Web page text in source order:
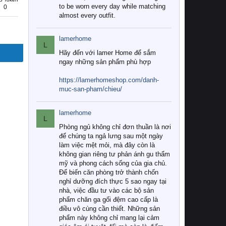
0
to be worn every day while matching
almost every outfit.
L
lamerhome
Hãy đến với lamer Home để sắm
ngay những sản phẩm phù hợp
https://lamerhomeshop.com/danh-
muc-san-pham/chieu/
L
lamerhome
Phòng ngủ không chỉ đơn thuần là nơi
để chúng ta ngả lưng sau một ngày
làm việc mệt mỏi, mà đây còn là
không gian riêng tư phản ánh gu thẩm
mỹ và phong cách sống của gia chủ.
Để biến căn phòng trở thành chốn
nghỉ dưỡng đích thực 5 sao ngay tại
nhà, việc đầu tư vào các bộ sản
phẩm chăn ga gối đệm cao cấp là
điều vô cùng cần thiết. Những sản
phẩm này không chỉ mang lại cảm